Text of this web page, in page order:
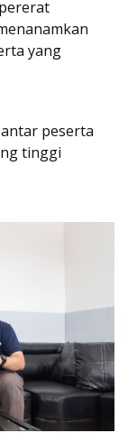
yang
peserta
tinggi